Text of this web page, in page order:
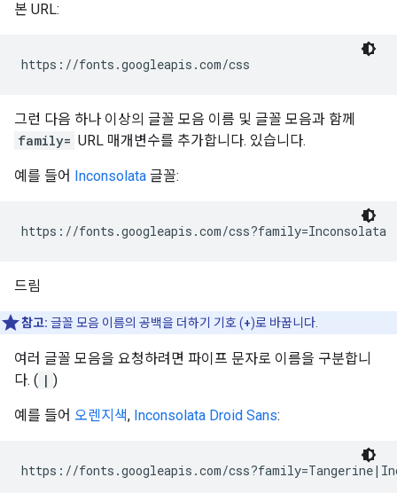
본 URL:
그런 다음 하나 이상의 글꼴 모음 이름 및 글꼴 모음과 함께
family= URL 매개변수를 추가합니다. 있습니다.
예를 들어 Inconsolata 글꼴:
드림
참고: 글꼴 모음 이름의 공백을 더하기 기호 (+)로 바꿉니다.
여러 글꼴 모음을 요청하려면 파이프 문자로 이름을 구분합니
다. ( | )
예를 들어 오렌지색, Inconsolata Droid Sans: